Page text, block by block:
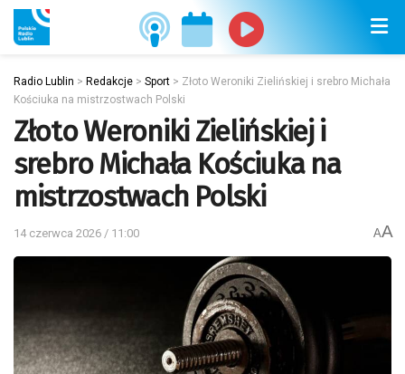
Radio Lublin > Redakcje > Sport > Złoto Weroniki Zielińskiej i srebro Michała
Kościuka na mistrzostwach Polski
Złoto Weroniki Zielińskiej i
srebro Michała Kościuka na
mistrzostwach Polski
14 czerwca 2026 / 11:00 AA